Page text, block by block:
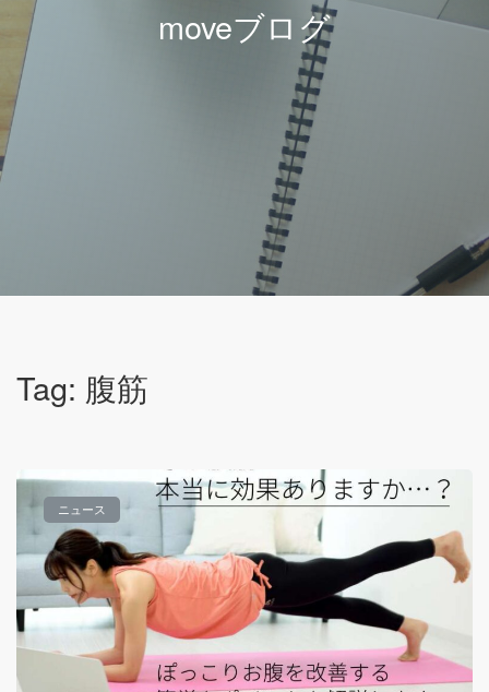
moveブログ
Tag: 腹筋
ニュース